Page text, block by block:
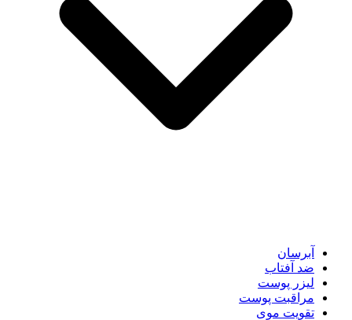
آبرسان
ضد آفتاب
لیزر پوست
مراقبت پوست
تقویت موی